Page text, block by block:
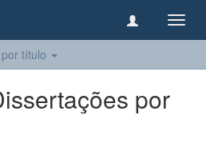
título
por